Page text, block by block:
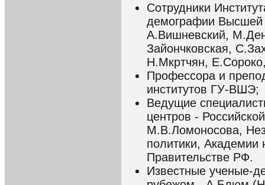
Сотрудники
демографии
А.Вишневский,
Зайончковская,
Н.Мкртчян,
Профессора и
институтов ГУ-ВШЭ;
Ведущие
центров -
М.В.Ломоносова,
политики, Академии
Правительстве РФ.
Известные ученые-